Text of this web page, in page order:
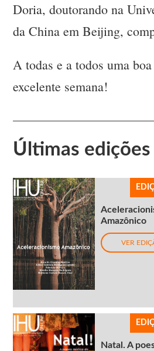
Doria, doutorando na
da China em Beijing,
A todas e a todos uma
excelente semana!
Últimas edições
Amazônico
VER
Natal. A